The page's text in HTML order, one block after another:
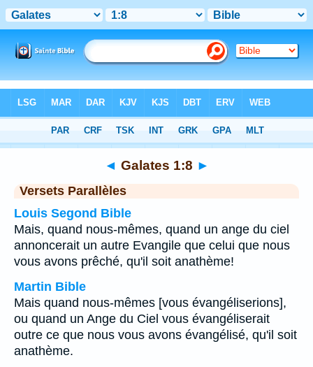
Chapitre 1> Verset 8
◄ Galates 1:8 ►
Versets Parallèles
Louis Segond Bible
Mais, quand nous-mêmes, quand un ange du ciel
annoncerait un autre Evangile que celui que nous
vous avons prêché, qu'il soit anathème!
Martin Bible
Mais quand nous-mêmes [vous évangéliserions],
ou quand un Ange du Ciel vous évangéliserait
outre ce que nous vous avons évangélisé, qu'il soit
anathème.